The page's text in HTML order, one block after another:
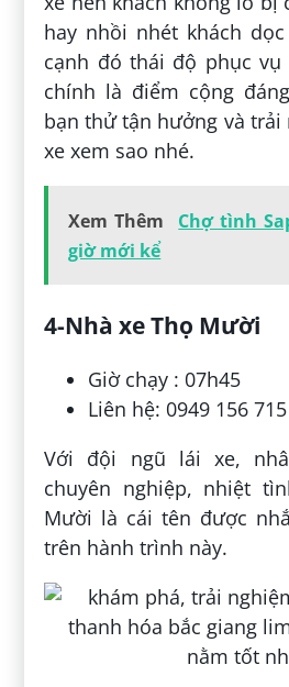
hay nhồi nhét khách
cạnh đó thái độ phục vụ
chính là điểm cộng
bạn thử tận hưởng và trải
xe xem sao nhé.
Xem Thêm
Chợ tình
giờ mới kể
4-Nhà xe Thọ Mười
Giờ chạy : 07h45
Liên hệ: 0949 156 715
Với đội ngũ lái xe,
chuyên nghiệp, nhiệt
Mười là cái tên được
trên hành trình này.